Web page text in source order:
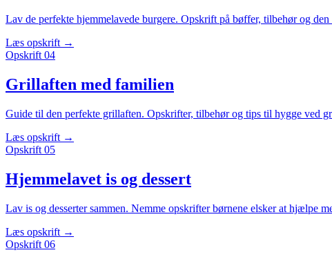
Lav de perfekte hjemmelavede burgere. Opskrift på bøffer, tilbehør og
Læs opskrift →
Opskrift 04
Grillaften med familien
Guide til den perfekte grillaften. Opskrifter, tilbehør og tips til hygge ved
Læs opskrift →
Opskrift 05
Hjemmelavet is og dessert
Lav is og desserter sammen. Nemme opskrifter børnene elsker at hjælpe
Læs opskrift →
Opskrift 06